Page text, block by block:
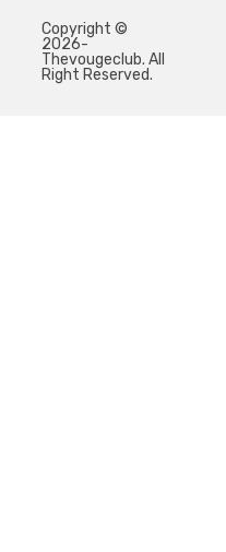
Copyright ©
2026-
Thevougeclub. All
Right Reserved.